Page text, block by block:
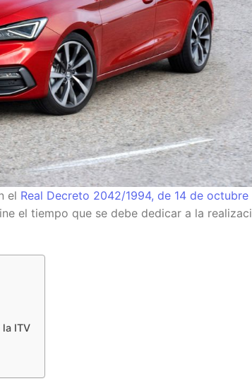
el Real Decreto 2042/1994, de 14 de octubre
el tiempo que se debe dedicar a la
ITV